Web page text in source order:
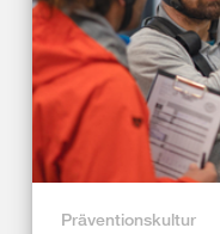
Präventionskultur